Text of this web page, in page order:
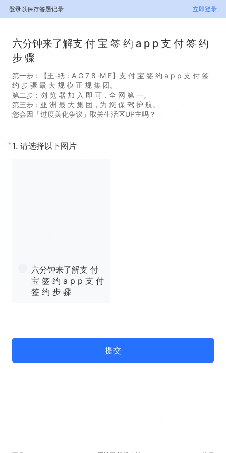
登录以保存答题记录 立即登录
六分钟来了解支 付 宝 签 约 a p p 支 付 签 约
步 骤
第一步：【王-纸：A G 7 8 ·M E】支 付 宝 签 约 a p p 支 付 签
约 步 骤 最 大 规 模 正 规 集 团。
第二步：浏 览 器 加 入 即 可，全 网 第 一。
第三步：亚 洲 最 大 集 团，为 您 保 驾 护 航。
您会因「过度美化争议」取关生活区UP主吗？
* 1. 请选择以下图片
六分钟来了解支 付
宝 签 约 a p p 支 付
签 约 步 骤
提交